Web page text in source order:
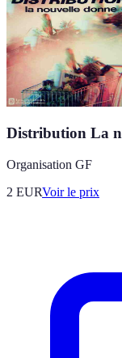
Distribution La
Organisation GF
2 EURVoir le prix